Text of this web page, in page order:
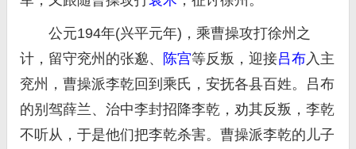
公元194年(兴平元年)，乘曹操攻打徐州之
计，留守兖州的张邈、
陈宫等反叛，迎接吕布入主
兖州，曹操派李乾回到乘氏，安抚各县百姓。吕布
的别驾薛兰、治中李封招降李乾，劝其反叛，李乾
不听从，于是他们把李乾杀害。曹操派李乾的儿子